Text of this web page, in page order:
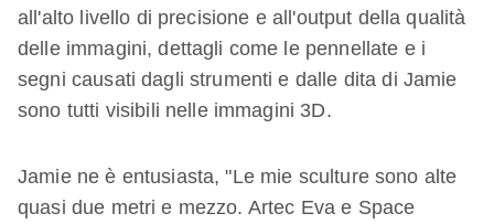
all'alto livello di precisione e all'output della qualità
delle immagini, dettagli come le pennellate e i
segni causati dagli strumenti e dalle dita di Jamie
sono tutti visibili nelle immagini 3D.
Jamie ne è entusiasta, "Le mie sculture sono alte
quasi due metri e mezzo. Artec Eva e Space